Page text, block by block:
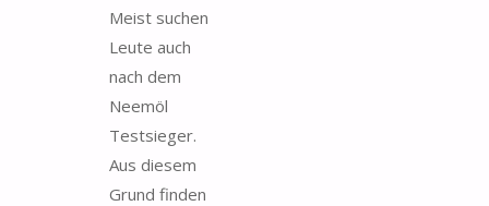
Meist suchen
Leute auch
nach dem
Neemöl
Testsieger.
Aus diesem
Grund finden